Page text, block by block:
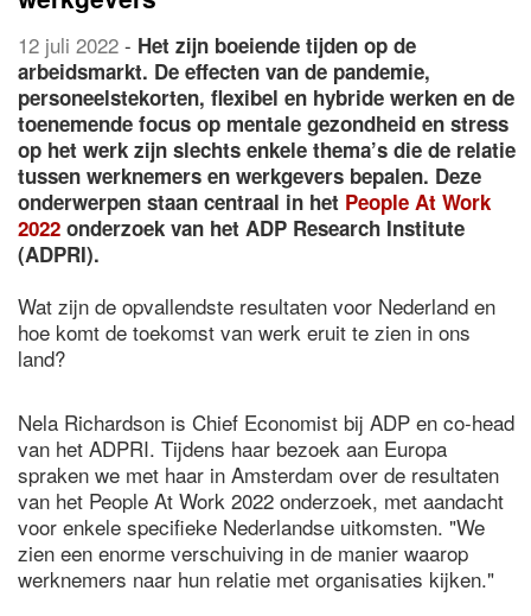
12 juli 2022 - Het zijn boeiende tijden op de
arbeidsmarkt. De effecten van de pandemie,
personeelstekorten, flexibel en hybride werken en de
toenemende focus op mentale gezondheid en stress
op het werk zijn slechts enkele thema’s die de relatie
tussen werknemers en werkgevers bepalen. Deze
onderwerpen staan centraal in het People At Work
2022 onderzoek van het ADP Research Institute
(ADPRI).
Wat zijn de opvallendste resultaten voor Nederland en
hoe komt de toekomst van werk eruit te zien in ons
land?
Nela Richardson is Chief Economist bij ADP en co-head
van het ADPRI. Tijdens haar bezoek aan Europa
spraken we met haar in Amsterdam over de resultaten
van het People At Work 2022 onderzoek, met aandacht
voor enkele specifieke Nederlandse uitkomsten. "We
zien een enorme verschuiving in de manier waarop
werknemers naar hun relatie met organisaties kijken."